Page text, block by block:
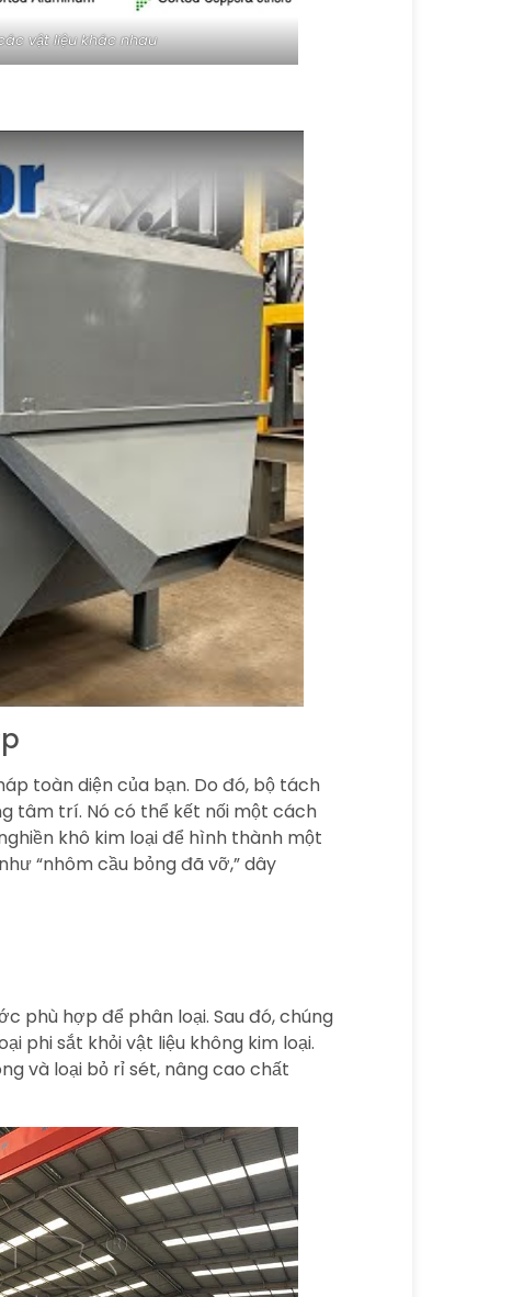
vật liệu khác nhau
toàn diện của bạn. Do đó, bộ tách
tâm trí. Nó có thể kết nối một cách
khô kim loại để hình thành một
“nhôm cầu bỏng đã vỡ,” dây
phù hợp để phân loại. Sau đó, chúng
phi sắt khỏi vật liệu không kim loại.
và loại bỏ rỉ sét, nâng cao chất